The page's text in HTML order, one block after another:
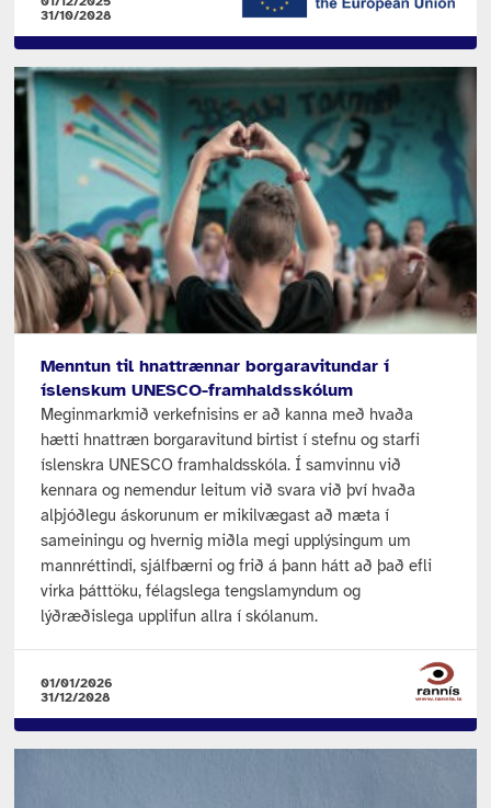
31/10/2028
Menntun til hnattrænnar borgaravitundar í
íslenskum UNESCO-framhaldsskólum
Meginmarkmið verkefnisins er að kanna með hvaða
hætti hnattræn borgaravitund birtist í stefnu og starfi
íslenskra UNESCO framhaldsskóla. Í samvinnu við
kennara og nemendur leitum við svara við því hvaða
alþjóðlegu áskorunum er mikilvægast að mæta í
sameiningu og hvernig miðla megi upplýsingum um
mannréttindi, sjálfbærni og frið á þann hátt að það efli
virka þátttöku, félagslega tengslamyndum og
lýðræðislega upplifun allra í skólanum.
01/01/2026
31/12/2028